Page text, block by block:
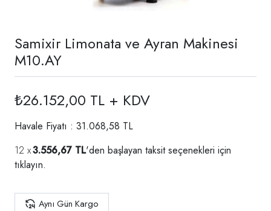
Samixir Limonata ve Ayran Makinesi
M10.AY
₺26.152,00 TL + KDV
Havale Fiyatı : 31.068,58 TL
3.556,67 TL'den başlayan taksit seçenekleri için
tıklayın.
Aynı Gün Kargo